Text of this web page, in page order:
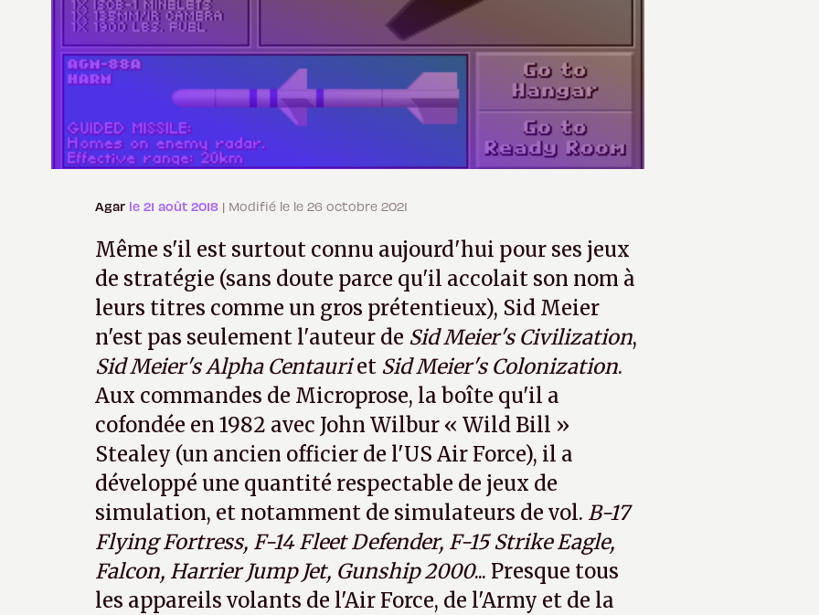
Agar le 21 août 2018 | Modifié le le 26 octobre 2021
Même s'il est surtout connu aujourd'hui pour ses jeux
de stratégie (sans doute parce qu'il accolait son nom à
leurs titres comme un gros prétentieux), Sid Meier
n'est pas seulement l'auteur de Sid Meier's Civilization,
Sid Meier's Alpha Centauriet Sid Meier's Colonization.
Aux commandes de Microprose, la boîte qu'il a
cofondée en 1982 avec John Wilbur « Wild Bill »
Stealey (un ancien officier de l'US Air Force), il a
développé une quantité respectable de jeux de
simulation, et notamment de simulateurs de vol. B-17
Flying Fortress, F-14 Fleet Defender, F-15 Strike Eagle,
Falcon, Harrier Jump Jet, Gunship 2000... Presque tous
les appareils volants de l'Air Force, de l'Army et de la